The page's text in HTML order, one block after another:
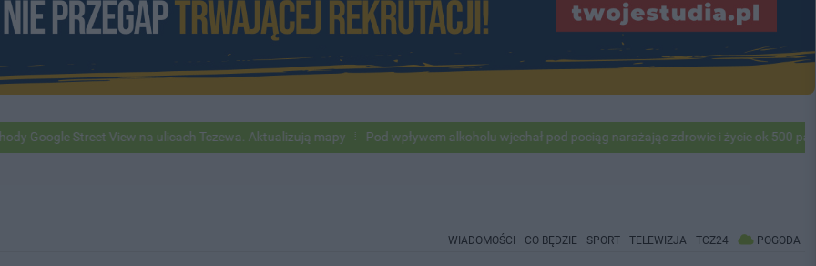
Google Street View na ulicach Tczewa. Aktualizują mapy Pod wpływem alkoholu wjechał pod pociąg narażając zdrowie i życie ok 500
WIADOMOŚCI CO BĘDZIE SPORT TELEWIZJA TCZ24 POGODA